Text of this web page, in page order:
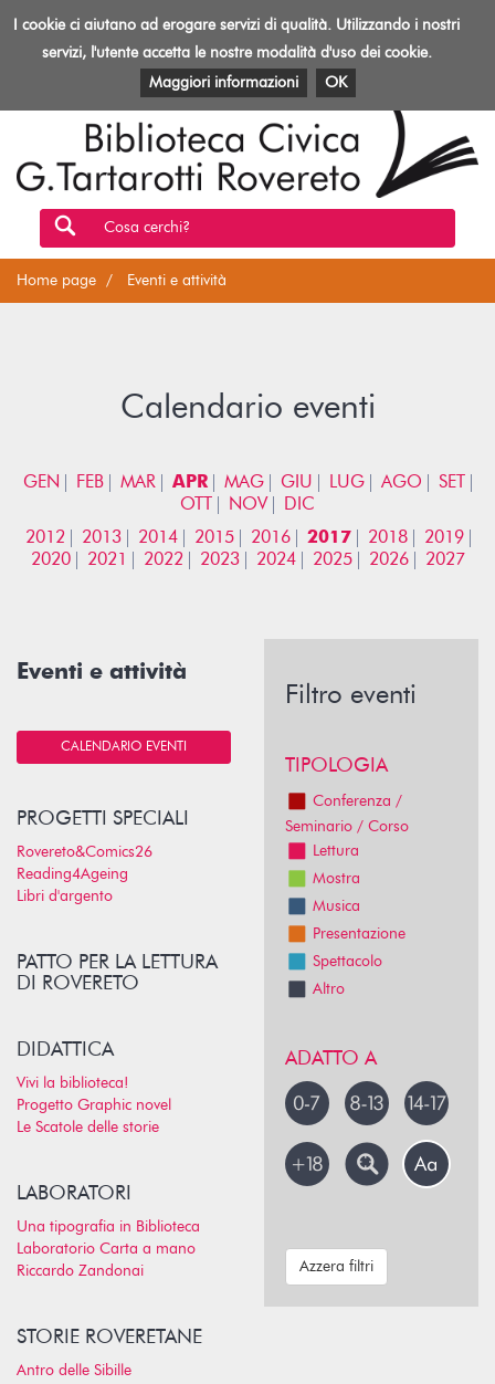
Toggle
Biblioteca
Rovereto
EVENTI E ATTIVITÀ PATRIMONIO E RISORSE
Cosa cerchi?
Home page Eventi e attività
Calendario eventi
GEN FEB MAR APR MAG GIU LUG AGO
SET
OTT
NOV
DIC
2012
2013 2014 2015 2016 2017 2018
2019
2020
2021 2022 2023 2024 2025 2026 2027
Eventi e attività
CALENDARIO EVENTI
PROGETTI SPECIALI
Rovereto&Comics26
Reading4Ageing
Libri d'argento
PATTO PER LA LETTURA
DI ROVERETO
DIDATTICA
Vivi la biblioteca!
Progetto Graphic novel
Le Scatole delle storie
LABORATORI
Una tipografia in Biblioteca
Laboratorio Carta a mano
Riccardo Zandonai
STORIE ROVERETANE
Antro delle Sibille
Filtro eventi
TIPOLOGIA
Conferenza /
Seminario / Corso
Lettura
Mostra
Musica
Presentazione
Spettacolo
Altro
ADATTO A
Azzera filtri
I cookie ci aiutano ad erogare servizi di qualità. Utilizzando i nostri
servizi, l'utente accetta le nostre modalità d'uso dei cookie.
Maggiori informazioni
OK